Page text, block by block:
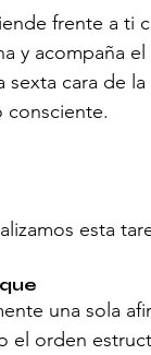
frente a ti
y acompaña
sexta cara de
consciente.
esta
una sola
el orden